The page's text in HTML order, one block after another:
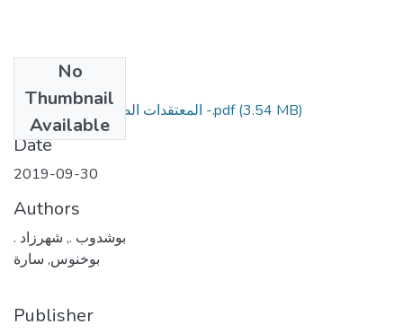
No
Thumbnail
Available
المعتقدات الصحية – تناول نظري -.pdf(3.54 MB)
Date
2019-09-30
Authors
. بوشدوب ., شهرزاد
بوخنوس, سارة
Publisher